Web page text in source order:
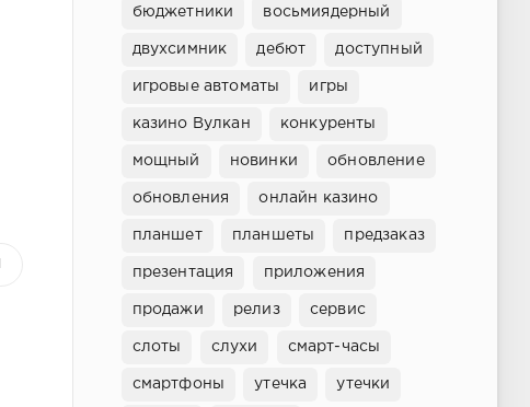
бюджетники восьмиядерный
двухсимник дебют доступный
игровые автоматы игры
казино Вулкан конкуренты
мощный новинки обновление
обновления онлайн казино
планшет планшеты предзаказ
презентация приложения
продажи релиз сервис
слоты слухи смарт-часы
смартфоны утечка утечки